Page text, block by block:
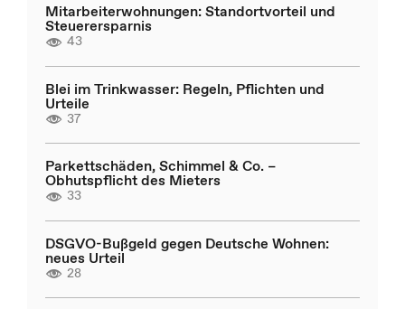
Mitarbeiterwohnungen: Standortvorteil und
Steuerersparnis
43
Blei im Trinkwasser: Regeln, Pflichten und
Urteile
37
Parkettschäden, Schimmel & Co. –
Obhutspflicht des Mieters
33
DSGVO-Bußgeld gegen Deutsche Wohnen:
neues Urteil
28